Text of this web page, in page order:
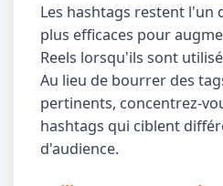
Les hashtags restent l'un
plus efficaces pour
Reels lorsqu'ils sont
Au lieu de bourrer des
pertinents, concentrez-
hashtags qui ciblent
d'audience.